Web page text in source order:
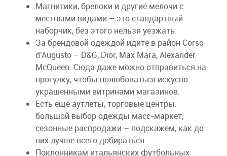
Магнитики, брелоки и другие мелочи с
местными видами – это стандартный
наборчик, без этого нельзя уезжать.
За брендовой одеждой идите в район Corso
d’Augusto – D&G, Dior, Max Mara, Alexander
McQueen. Сюда даже можно отправиться на
прогулку, чтобы полюбоваться искусно
украшенными витринами магазинов.
Есть ещё аутлеты, торговые центры:
большой выбор одежды масс-маркет,
сезонные распродажи – подскажем, как до
них лучше всего добираться.
Поклонникам итальянских футбольных